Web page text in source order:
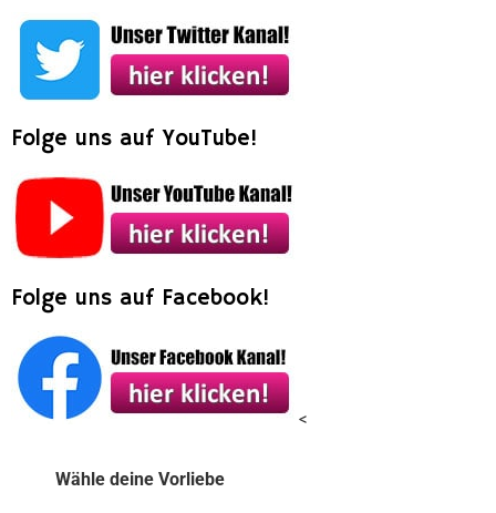
Folge uns auf YouTube!
Folge uns auf Facebook!
<
Wähle deine Vorliebe